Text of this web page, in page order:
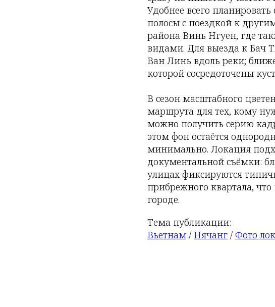
Удобнее всего
полосы с поездкой к
района Винь Нгуен, где
видами. Для выезда к Бач
Ван Линь вдоль реки;
которой сосредоточены
В сезон масштабного
маршрута для тех, кому
можно получить серию
этом фон остаётся
минимально. Локация
документальной съёмки:
улицах фиксируются
прибрежного квартала,
городе.
Тема публикации:
Вьетнам / Нячанг / Фото